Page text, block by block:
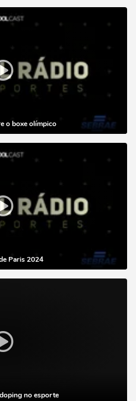
o boxe olímpico
Paris 2024
no esporte